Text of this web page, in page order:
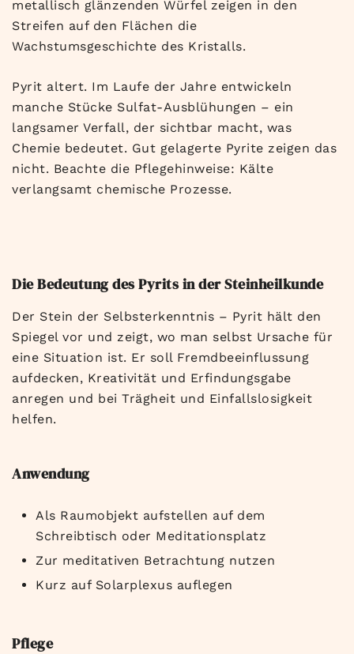
metallisch glänzenden Würfel zeigen in den
Streifen auf den Flächen die
Wachstumsgeschichte des Kristalls.
Pyrit altert. Im Laufe der Jahre entwickeln
manche Stücke Sulfat-Ausblühungen – ein
langsamer Verfall, der sichtbar macht, was
Chemie bedeutet. Gut gelagerte Pyrite zeigen das
nicht. Beachte die Pflegehinweise: Kälte
verlangsamt chemische Prozesse.
Die Bedeutung des Pyrits in der Steinheilkunde
Der Stein der Selbsterkenntnis – Pyrit hält den
Spiegel vor und zeigt, wo man selbst Ursache für
eine Situation ist. Er soll Fremdbeeinflussung
aufdecken, Kreativität und Erfindungsgabe
anregen und bei Trägheit und Einfallslosigkeit
helfen.
Anwendung
Als Raumobjekt aufstellen auf dem
Schreibtisch oder Meditationsplatz
Zur meditativen Betrachtung nutzen
Kurz auf Solarplexus auflegen
Pflege